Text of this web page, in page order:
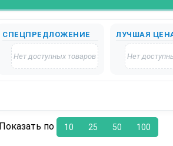
СПЕЦПРЕДЛОЖЕНИЕ
Нет доступных товаров
ЛУЧШАЯ
Нет
Показать по 10 25 50 100